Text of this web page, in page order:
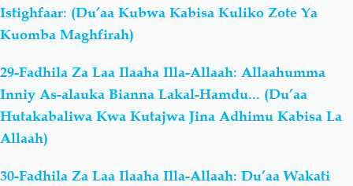
Istighfaar: (Du’aa Kubwa Kabisa Kuliko Zote Ya
Kuomba Maghfirah)
29-Fadhila Za Laa Ilaaha Illa-Allaah: Allaahumma
Inniy As-alauka Bianna Lakal-Hamdu... (Du’aa
Hutakabaliwa Kwa Kutajwa Jina Adhimu Kabisa La
Allaah)
30-Fadhila Za Laa Ilaaha Illa-Allaah: Du’aa Wakati